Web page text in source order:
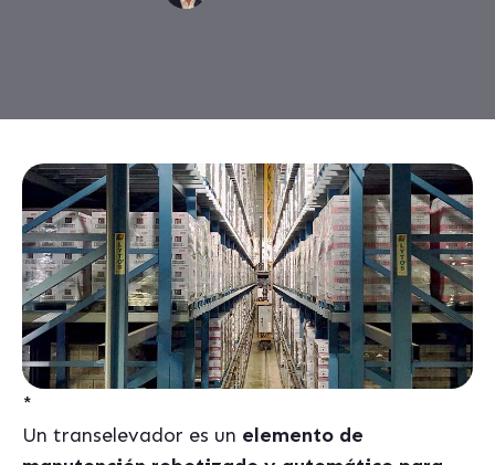
*
Un transelevador es un elemento de